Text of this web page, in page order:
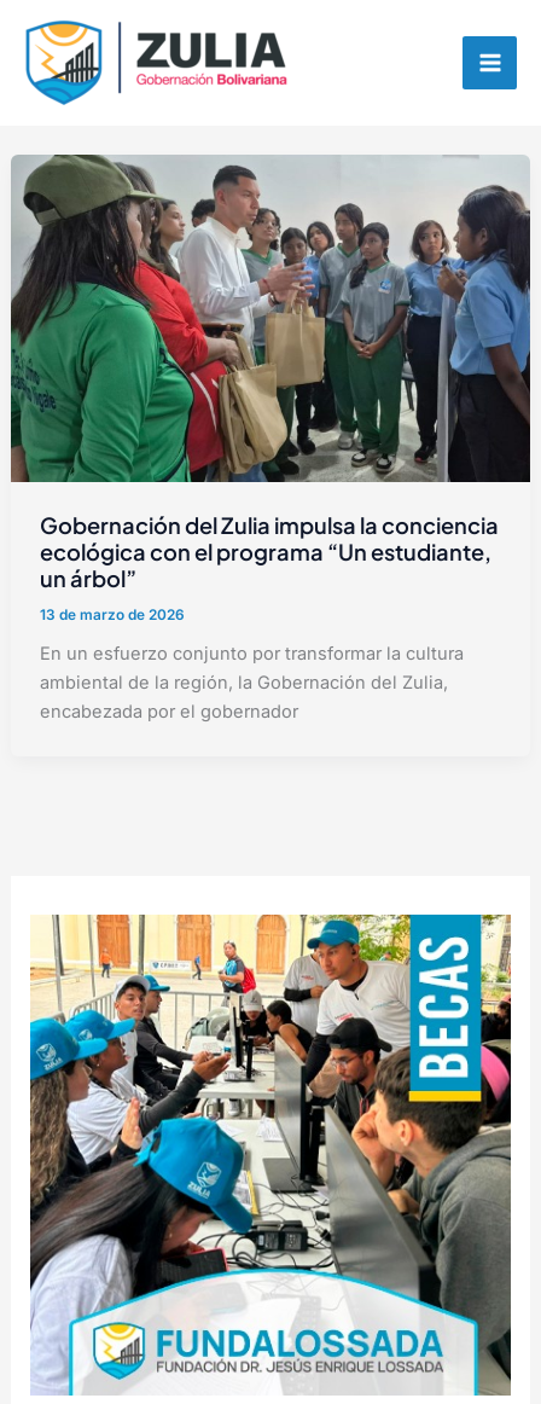
contenido
contenido
Gobernación del Zulia impulsa la conciencia
ecológica con el programa “Un estudiante,
un árbol”
13 de marzo de 2026
En un esfuerzo conjunto por transformar la cultura
ambiental de la región, la Gobernación del Zulia,
encabezada por el gobernador